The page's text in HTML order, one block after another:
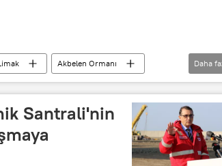
Akbelen Ormanı
Daha
Santrali'nin